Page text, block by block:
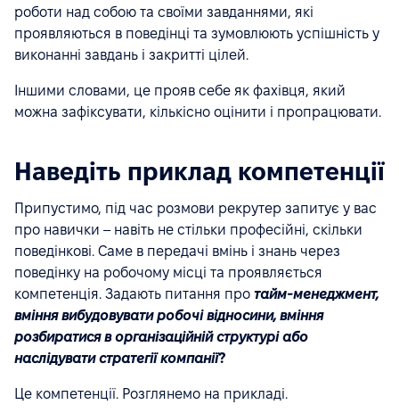
роботи над собою та своїми завданнями, які
проявляються в поведінці та зумовлюють успішність у
виконанні завдань і закритті цілей.
Іншими словами, це прояв себе як фахівця, який
можна зафіксувати, кількісно оцінити і пропрацювати.
Наведіть приклад компетенції
Припустимо, під час розмови рекрутер запитує у вас
про навички – навіть не стільки професійні, скільки
поведінкові. Саме в передачі вмінь і знань через
поведінку на робочому місці та проявляється
компетенція. Задають питання про тайм-менеджмент,
вміння вибудовувати робочі відносини, вміння
розбиратися в організаційній структурі або
наслідувати стратегії компанії?
Це компетенції. Розглянемо на прикладі.